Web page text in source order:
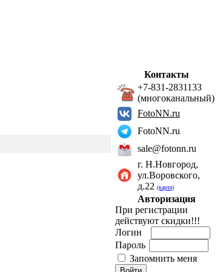
Контакты
+7-831-2831133
(многоканальный)
FotoNN.ru
FotoNN.ru
sale@fotonn.ru
г. Н.Новгород,
ул.Воровского,
д.22 (карта)
Авторизация
При регистрации
действуют скидки!!!
Логин
Пароль
Запомнить меня